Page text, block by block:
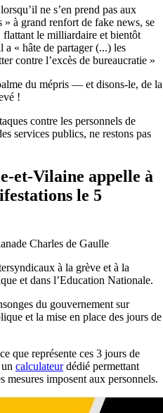
ne s’en prend pas aux
» à grand renfort de fake news, se
le milliardaire et bientôt
« hâte de partager (...) les
contre l’excès de bureaucratie »
du mépris — et disons-le, de la
!
contre les personnels de
services publics, ne restons pas
et-Vilaine appelle à
le 5
Charles de Gaulle
à la grève et à la
et dans l’Education Nationale.
du gouvernement sur
et la mise en place des jours de
que représente ces 3 jours de
calculateurdédié permettant
mesures imposent aux personnels.